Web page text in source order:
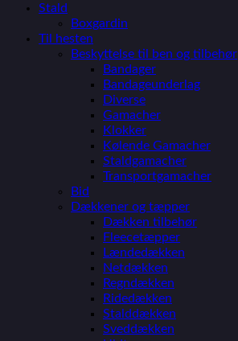
Stald
Boxgardin
Til hesten
Beskyttelse til ben og tilbehør
Bandager
Bandageunderlag
Diverse
Gamacher
Klokker
Kølende Gamacher
Staldgamacher
Transportgamacher
Bid
Dækkener og tæpper
Dækken tilbehør
Fleecetæpper
Lændedækken
Netdækken
Regndækken
Ridedækken
Stalddækken
Sveddækken